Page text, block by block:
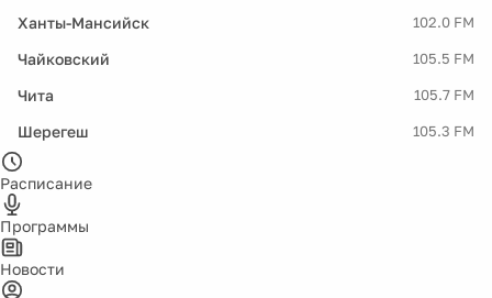
Ханты-Мансийск 102.0 FM
Чайковский 105.5 FM
Чита 105.7 FM
Шерегеш 105.3 FM
Расписание
Программы
Новости